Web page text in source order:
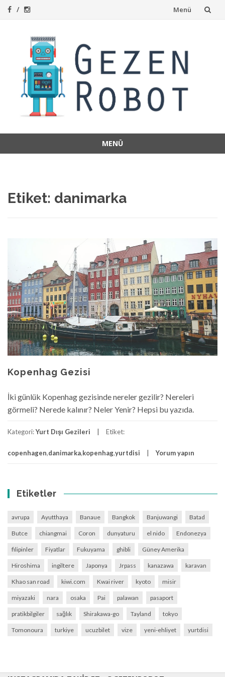
Menü
MENÜ
Etiket: danimarka
Kopenhag Gezisi
İki günlük Kopenhag gezisinde nereler gezilir? Nereleri
görmeli? Nerede kalınır? Neler Yenir? Hepsi bu yazıda.
Kategori:Yurt Dışı Gezileri Etiket:
copenhagen,danimarka,kopenhag,yurtdisi Yorum yapın
Etiketler
avrupa Ayutthaya Banaue Bangkok Banjuwangi Batad
Butce chiangmai Coron dunyaturu el nido Endonezya
filipinler Fiyatlar Fukuyama ghibli Güney Amerika
Hiroshima ingiltere Japonya Jrpass kanazawa karavan
Khao san road kiwi.com Kwai river kyoto misir
miyazaki nara osaka Pai palawan pasaport
pratikbilgiler sağlık Shirakawa-go Tayland tokyo
Tomonoura turkiye ucuzbilet vize yeni-ehliyet yurtdisi